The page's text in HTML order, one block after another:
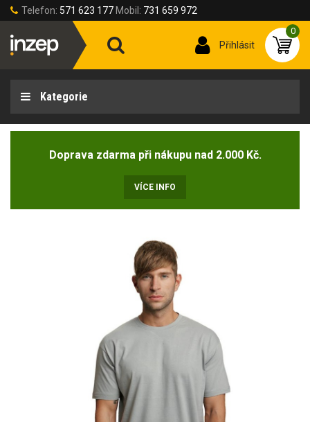
Telefon: 571 623 177 Mobil: 731 659 972
Přihlásit
0
Kategorie
Doprava zdarma při nákupu nad 2.000 Kč.
VÍCE INFO